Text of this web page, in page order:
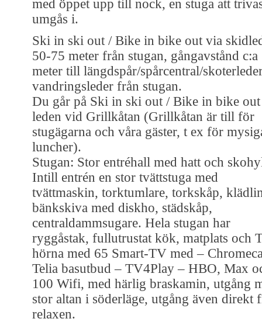
med öppet upp till nock, en stuga att
umgås i.
Ski in ski out / Bike in bike out via
50-75 meter från stugan, gångavstånd c:a
meter till längdspår/spårcentral/
vandringsleder från stugan.
Du går på Ski in ski out / Bike in bike
leden vid Grillkåtan (Grillkåtan är till för
stugägarna och våra gäster, t ex för
luncher).
Stugan: Stor entréhall med hatt och
Intill entrén en stor tvättstuga med
tvättmaskin, torktumlare, torkskåp,
bänkskiva med diskho, städskåp,
centraldammsugare. Hela stugan har
ryggåstak, fullutrustat kök, matplats och
hörna med 65 Smart-TV med –
Telia basutbud – TV4Play – HBO, Max
100 Wifi, med härlig braskamin, utgång
stor altan i söderläge, utgång även direkt
relaxen.